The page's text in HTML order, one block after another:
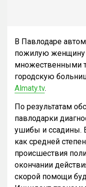
В Павлодаре
пожилую женщину
множественными
городскую
Almaty.tv.
По результатам
павлодарки
ушибы и ссадины.
как средней
происшествия
окончании
скорой помощи